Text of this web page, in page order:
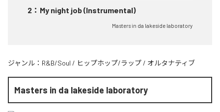
2 ： My night job (Instrumental)
Masters in da lakeside laboratory
ジャンル： R&B/Soul / ヒップホップ/ラップ / オルタナティブ
Masters in da lakeside laboratory